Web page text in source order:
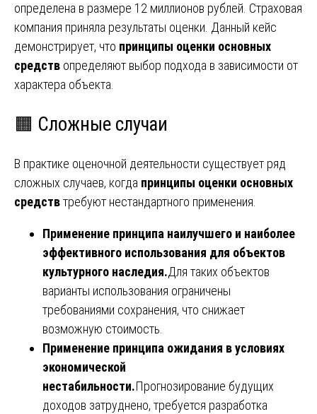
определена в размере 12 миллионов рублей. Страховая
компания приняла результаты оценки. Данный кейс
демонстрирует, что принципы оценки основных
средств определяют выбор подхода в зависимости от
характера объекта.
🟧 Сложные случаи
В практике оценочной деятельности существует ряд
сложных случаев, когда принципы оценки основных
средствтребуют нестандартного применения.
Применение принципа наилучшего и наиболее
эффективного использования для объектов
культурного наследия.Для таких объектов
варианты использования ограничены
требованиями сохранения, что снижает
возможную стоимость.
Применение принципа ожидания в условиях
экономической
нестабильности.Прогнозирование будущих
доходов затруднено, требуется разработка